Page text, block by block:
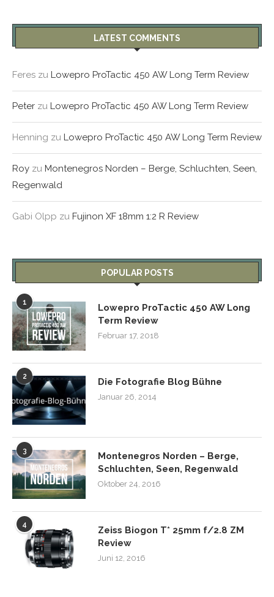
LATEST COMMENTS
Feres zu Lowepro ProTactic 450 AW Long Term Review
Peter zu Lowepro ProTactic 450 AW Long Term Review
Henning zu Lowepro ProTactic 450 AW Long Term Review
Roy zu Montenegros Norden – Berge, Schluchten, Seen,
Regenwald
Gabi Olpp zu Fujinon XF 18mm 1:2 R Review
POPULAR POSTS
1
Lowepro ProTactic 450 AW Long
Term Review
Februar 17, 2018
2 Die Fotografie Blog Bühne
Januar 26, 2014
3
Montenegros Norden – Berge,
Schluchten, Seen, Regenwald
Oktober 24, 2016
4
Zeiss Biogon T* 25mm f/2.8 ZM
Review
Juni 12, 2016